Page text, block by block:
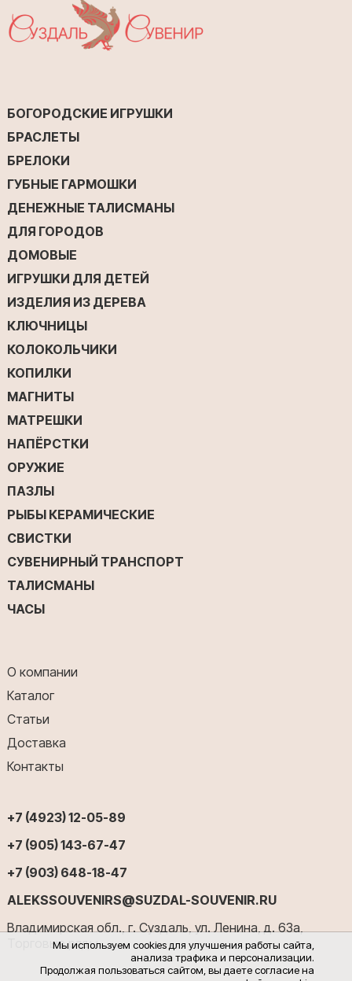
Мы используем cookies для улучшения работы сайта,
анализа трафика и персонализации.
Продолжая пользоваться сайтом, вы даете согласие на
БОГОРОДСКИЕ ИГРУШКИ
БРАСЛЕТЫ
БРЕЛОКИ
ГУБНЫЕ ГАРМОШКИ
ДЕНЕЖНЫЕ ТАЛИСМАНЫ
ДЛЯ ГОРОДОВ
ДОМОВЫЕ
ИГРУШКИ ДЛЯ ДЕТЕЙ
ИЗДЕЛИЯ ИЗ ДЕРЕВА
КЛЮЧНИЦЫ
КОЛОКОЛЬЧИКИ
КОПИЛКИ
МАГНИТЫ
МАТРЕШКИ
НАПЁРСТКИ
ОРУЖИЕ
ПАЗЛЫ
РЫБЫ КЕРАМИЧЕСКИЕ
СВИСТКИ
СУВЕНИРНЫЙ ТРАНСПОРТ
ТАЛИСМАНЫ
ЧАСЫ
О компании
Каталог
Статьи
Доставка
Контакты
+7 (4923) 12-05-89
+7 (905) 143-67-47
+7 (903) 648-18-47
ALEKSSOUVENIRS@SUZDAL-SOUVENIR.RU
Владимирская обл., г. Суздаль, ул. Ленина, д. 63а,
Торговые ряды